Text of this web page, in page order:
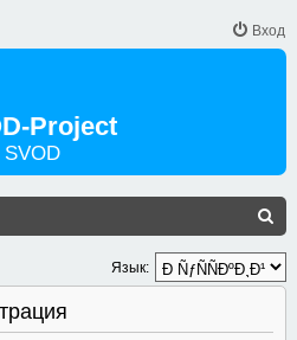
Вход
Project
SVOD
И
Язык: